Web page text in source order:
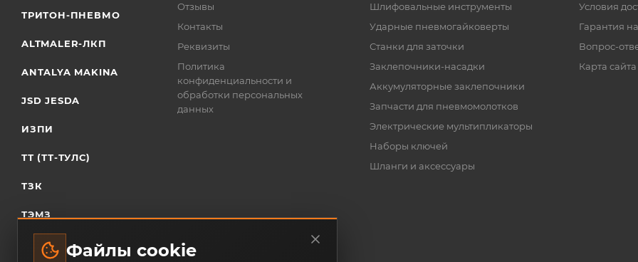
ТРИТОН-ПНЕВМО
ALTMALER-ЛКП
ANTALYA MAKINA
JSD JESDA
ИЗПИ
ТТ (ТТ-ТУЛС)
ТЗК
ТЭМЗ
Отзывы
Контакты
Реквизиты
Политика
конфиденциальности и
обработки персональных
данных
Шлифовальные инструменты
Ударные пневмогайковерты
Станки для заточки
Заклепочники-насадки
Аккумуляторные заклепочники
Запчасти для пневмомолотков
Электрические мультипликаторы
Наборы ключей
Шланги и аксессуары
Условия
Гарантия
Вопрос-
Карта сайта
Файлы cookie